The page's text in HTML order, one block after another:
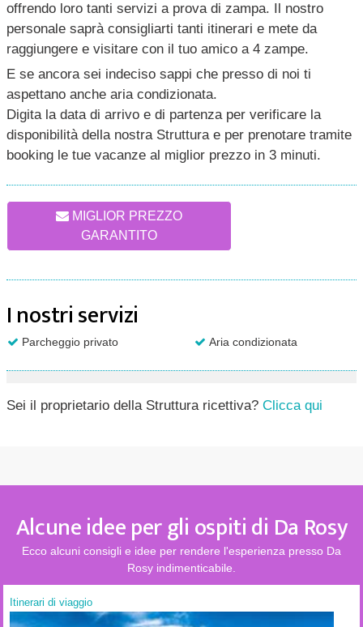
offrendo loro tanti servizi a prova di zampa. Il nostro
personale saprà consigliarti tanti itinerari e mete da
raggiungere e visitare con il tuo amico a 4 zampe.
E se ancora sei indeciso sappi che presso di noi ti
aspettano anche aria condizionata.
Digita la data di arrivo e di partenza per verificare la
disponibilità della nostra Struttura e per prenotare tramite
booking le tue vacanze al miglior prezzo in 3 minuti.
MIGLIOR PREZZO
GARANTITO
I nostri servizi
Parcheggio privato Aria condizionata
Sei il proprietario della Struttura ricettiva? Clicca qui
Alcune idee per gli ospiti di Da Rosy
Ecco alcuni consigli e idee per rendere l'esperienza presso Da
Rosy indimenticabile.
Itinerari di viaggio